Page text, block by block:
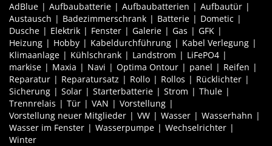
AdBlue Aufbaubatterie Aufbaubatterien
Aufbautür
Austausch
Badezimmerschrank Batterie
Dometic
Dusche
Elektrik Fenster Galerie Gas
GFK
Heizung
Hobby Kabeldurchführung
Kabel Verlegung
Klimaanlage
Kühlschrank Landstrom
LiFePO4
markise
Maxia Navi Optima Ontour panel
Reifen
Reparatur
Reparatursatz Rollo Rollos
Rücklichter
Sicherung
Solar Starterbatterie Strom
Thule
Trennrelais
Tür VAN
Vorstellung
Vorstellung neuer Mitglieder
VW Wasser
Wasserhahn
Wasser im Fenster
Wasserpumpe
Wechselrichter
Winter